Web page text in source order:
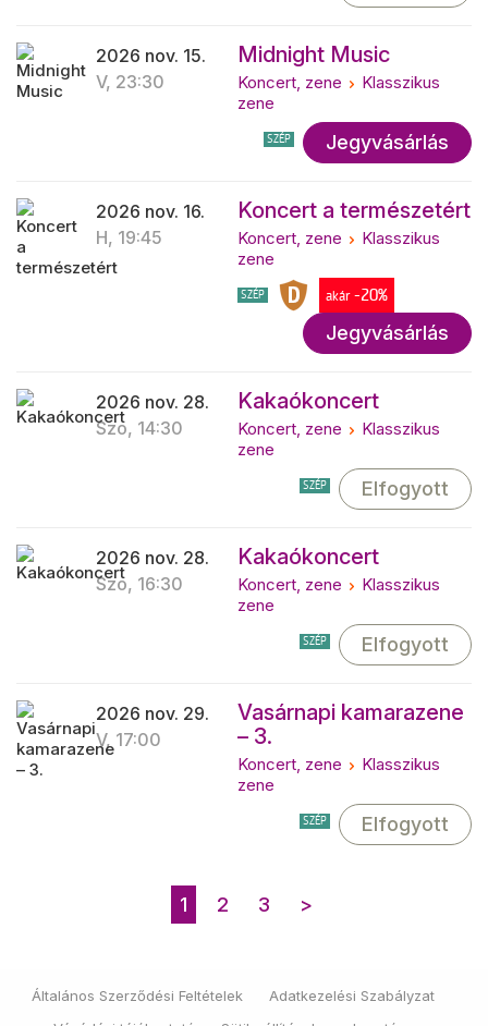
2026 nov. 15.
V, 23:30
Midnight Music
Koncert, zene
Klasszikus
zene
SZÉP Jegyvásárlás
2026 nov. 16.
H, 19:45
Koncert a természetért
Koncert, zene
Klasszikus
zene
SZÉP akár-20%
Jegyvásárlás
2026 nov. 28.
Szo, 14:30
Kakaókoncert
Koncert, zene
Klasszikus
zene
SZÉP Elfogyott
2026 nov. 28.
Szo, 16:30
Kakaókoncert
Koncert, zene
Klasszikus
zene
SZÉP Elfogyott
2026 nov. 29.
V, 17:00
Vasárnapi kamarazene
– 3.
Koncert, zene
Klasszikus
zene
SZÉP Elfogyott
1 2 3 >
Általános Szerződési Feltételek
Adatkezelési Szabályzat